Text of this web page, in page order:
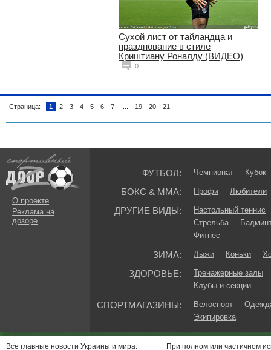
Сухой лист от тайландца и
празднование в стиле
Криштиану Роналду (ВИДЕО)
0
Страница: 1 2 3 4 5 6 7 19 20 21
О проекте
Реклама на
дозоре
ФУТБОЛ: Чемпионат Кубок
БОКС & ММА: Профи Любители
ДРУГИЕ ВИДЫ:
Настольный теннис
Стрельба
Фитнес
ЗИМА: Лыжи Коньки
ЗДОРОВЬЕ:
Тренажерные залы
Клубы и секции
СПОРТМАГАЗИНЫ: Велоспорт
Экипировка
Все главные новости Украины и мира. При полном или частичном